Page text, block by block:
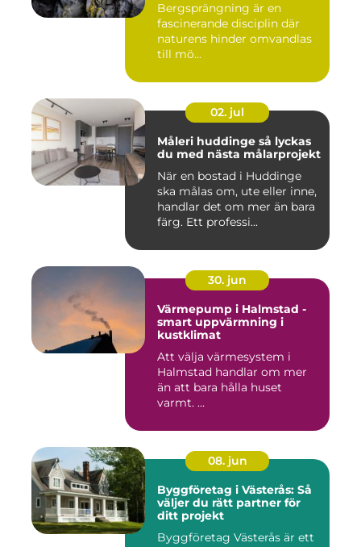
Bergsprängning är en
fascinerande disciplin där
naturens hinder omvandlas
till mö...
02. jul
Måleri huddinge så lyckas
du med nästa målarprojekt
När en bostad i Huddinge
ska målas om, ute eller inne,
handlar det om mer än bara
färg. Ett professi...
30. jun
Värmepump i Halmstad -
smart uppvärmning i
kustklimat
Att välja värmesystem i
Halmstad handlar om mer
än att bara hålla huset
varmt. ...
08. jun
Byggföretag i Västerås: Så
väljer du rätt partner för
ditt projekt
Byggföretag Västerås är ett